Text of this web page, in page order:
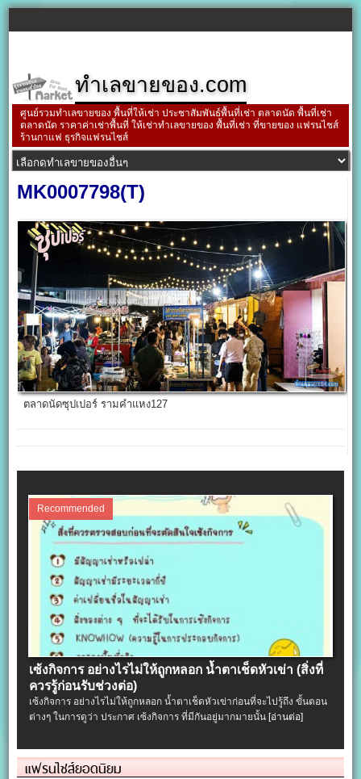
ทำเลขายของ.com
ศูนย์รวมทำเลขายของ พื้นที่ให้เช่า ประชาสัมพันธ์พื้นที่เช่า ตลาดนัด พื้นที่เช่า
ตลาดนัด ราคาค่าเช่าพื้นที่ ให้เช่าทำเลขายของ พื้นที่เช่า ที่ขายของ แฟรนไชส์
ร้านกาแฟ ธุรกิจแฟรนไชส์
MK0007798(T)
ตลาดนัดซุปเปอร์ รามคำแหง127
Recommended
เซ้งกิจการ อย่างไรไม่ให้ถูกหลอก น้ำตาเช็ดหัวเข่า (สิ่งที่
ควรรู้ก่อนรับช่วงต่อ)
เซ้งกิจการ อย่างไรไม่ให้ถูกหลอก น้ำตาเช็ดหัวเข่าก่อนที่จะไปรู้ถึง ขั้นตอน
ต่างๆ ในการดูว่า ประกาศ เซ้งกิจการ ที่มีกันอยู่มากมายนั้น [อ่านต่อ]
แฟรนไชส์ยอดนิยม